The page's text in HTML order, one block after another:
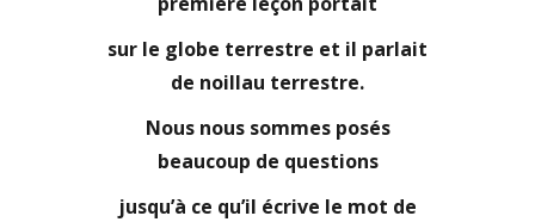
sur le globe terrestre et il parlait
de noillau terrestre.
Nous nous sommes posés
beaucoup de questions
jusqu’à ce qu’il écrive le mot de